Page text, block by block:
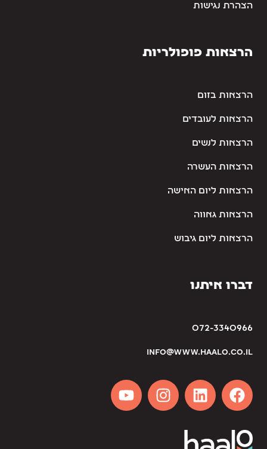
הצהרת נגישות
הרצאות פופולריות
הרצאות בזום
הרצאות לעובדים
הרצאות לנשים
הרצאות העשרה
הרצאות ליום האישה
הרצאות גאווה
הרצאות ליום גיבוש
דברו איתנו
072-3340966
info@www.haalo.co.il